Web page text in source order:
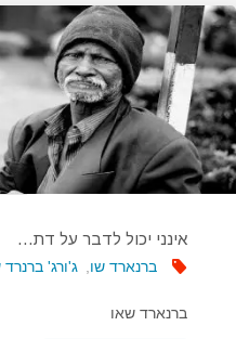
אנשים
כל
כך
רעבים…"
אינני יכול לדבר על דת…
ברנארד שו, ג'ורג' ברנרד
ברנארד שאו